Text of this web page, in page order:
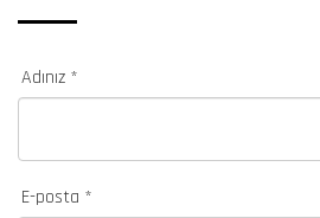
Adınız *
E-posta *